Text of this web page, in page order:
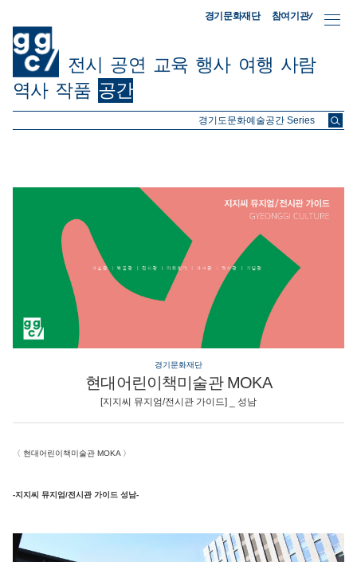
경기문화재단 참여기관/
전시 공연 교육 행사 여행 사람
역사 작품 공간
ggc/
경기문화재단
현대어린이책미술관 MOKA
[지지씨 뮤지엄/전시관 가이드] _ 성남
〈 현대어린이책미술관 MOKA 〉
-지지씨 뮤지엄/전시관 가이드 성남-